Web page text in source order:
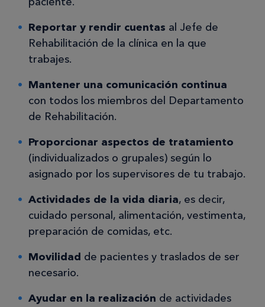
Reportar y rendir cuentas al Jefe de
Rehabilitación de la clínica en la que
trabajes.
Mantener una comunicación continua
con todos los miembros del Departamento
de Rehabilitación.
Proporcionar aspectos de tratamiento
(individualizados o grupales) según lo
asignado por los supervisores de tu trabajo.
Actividades de la vida diaria, es decir,
cuidado personal, alimentación, vestimenta,
preparación de comidas, etc.
Movilidad de pacientes y traslados de ser
necesario.
Ayudar en la realización de actividades